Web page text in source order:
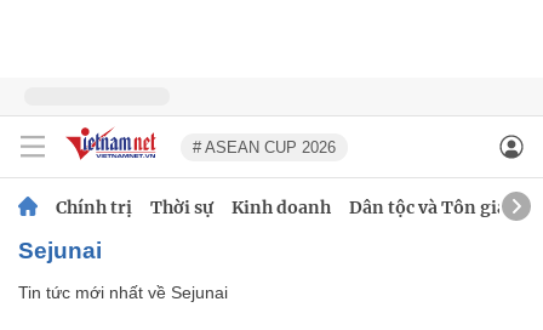
# ASEAN CUP 2026
Chính trị Thời sự Kinh doanh Dân tộc và Tôn giáo
Sejunai
Tin tức mới nhất về Sejunai